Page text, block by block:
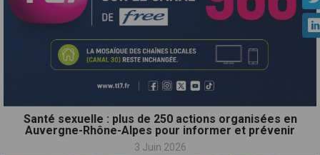
Santé sexuelle : plus de 250 actions organisées en
Auvergne-Rhône-Alpes pour informer et prévenir
3 Juin 2026